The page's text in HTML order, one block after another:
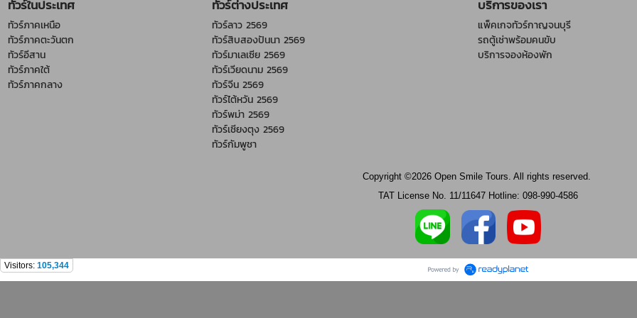
ทัวร์ในประเทศ
ทัวร์ภาคเหนือ
ทัวร์ภาคตะวันตก
ทัวร์อีสาน
ทัวร์ภาคใต้
ทัวร์ภาคกลาง
ทัวร์ต่างประเทศ
ทัวร์ลาว 2569
ทัวร์สิบสองปันนา 2569
ทัวร์มาเลเซีย 2569
ทัวร์เวียดนาม 2569
ทัวร์จีน 2569
ทัวร์ไต้หวัน 2569
ทัวร์พม่า 2569
ทัวร์เชียงตุง 2569
ทัวร์กัมพูชา
บริการของเรา
แพ็คเกจทัวร์กาญจนบุรี
รถตู้เช่าพร้อมคนขับ
บริการจองห้องพัก
Copyright ©2026 Open Smile Tours. All rights reserved.
TAT License No. 11/11647 Hotline: 098-990-4586
Visitors: 105,344